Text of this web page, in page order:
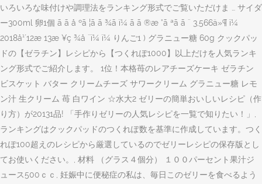
いろいろな味付けや調理法をランキング形式でご覧いただけま … サイダ
ー300ml 卵1個 ã ã å ºã ¦ã ã ¾ã ï¼ ã ã ®æ °ã ªã ã ¨ 3,566ä»¶ ï¼
2018å¹´12æ 13æ ¥ç ¾å ¨ï¼ ï¼ りんご1 ) グラニュー糖 60g クックパッ
ドの【ゼラチン】レシピから【つくれぽ1000】以上だけを人気ランキ
ング形式でご紹介します。 1位！本格苺のレアチーズケーキ ゼラチン
ビスケット バター クリームチーズ サワークリーム グラニュー糖 レモ
ン汁 生クリーム 苺 白ワイン ☆水大2 ゼリーの簡単おいしいレシピ（作
り方）が20131品! 「手作りゼリーの人気レシピを一覧で知りたい！」,
ランキングはクックパッドのつくれぽ数を基準に作成しています。つく
れぽ100超えのレシピから厳選しているのでゼリーレシピの保存版とし
てお使いください。, 材料 （グラス４個分） １００パーセント果汁ジ
ュース500ｃｃ, 妊娠中に便秘症の私は、毎日このゼリーを食べるよう